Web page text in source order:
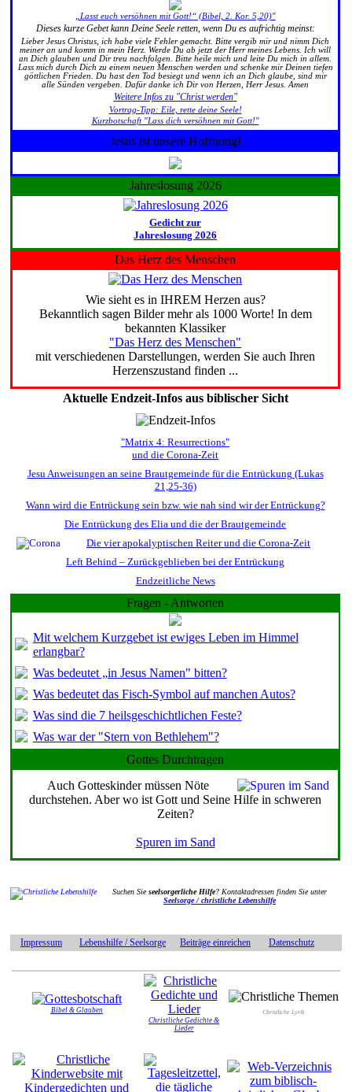
„Lasst euch versöhnen mit Gott!“ (Bibel, 2. Kor. 5,20)"
Dieses kurze Gebet kann Deine Seele retten, wenn Du es aufrichtig meinst:
Lieber Jesus Christus, ich habe viele Fehler gemacht. Bitte vergib mir und nimm Dich
meiner an und komm in mein Herz. Werde Du ab jetzt der Herr meines Lebens. Ich will
an Dich glauben und Dir treu nachfolgen. Bitte heile mich und leite Du mich in allem.
Lass mich durch Dich zu einem neuen Menschen werden und schenke mir Deinen tiefen
göttlichen Frieden. Du hast den Tod besiegt und wenn ich an Dich glaube, sind mir
alle Sünden vergeben. Dafür danke ich Dir von Herzen, Herr Jesus. Amen
Weitere Infos zu "Christ werden"
Vortrag-Tipp: Eile, rette deine Seele!
Kurzbotschaft "Lass dich versöhnen mit Gott!"
Jesus ist unsere Hoffnung!
Jahreslosung 2026
Gedicht zur
Jahreslosung 2026
Das Herz des Menschen
Wie sieht es in IHREM Herzen aus?
Bekanntlich sagen Bilder mehr als 1000 Worte! In dem
bekannten Klassiker
"Das Herz des Menschen"
mit verschiedenen Darstellungen, werden Sie auch Ihren
Herzenszustand finden ...
Aktuelle Endzeit-Infos aus biblischer Sicht
"Matrix 4: Resurrections"
und die Corona-Zeit
Jesu Anweisungen an seine Brautgemeinde für die Entrückung (Lukas
21,25-36)
Wann wird die Entrückung sein bzw. wie nah sind wir der Entrückung?
Die Entrückung des Elia und die der Brautgemeinde
Die vier apokalyptischen Reiter und die Corona-Zeit
Left Behind – Zurückgeblieben bei der Entrückung
Endzeitliche News
Fragen - Antworten
Mit welchem Kurzgebet ist ewiges Leben im Himmel
erlangbar?
Was bedeutet „in Jesus Namen" bitten?
Was bedeutet das Fisch-Symbol auf manchen Autos?
Was sind die 7 heilsgeschichtlichen Feste?
Was war der "Stern von Bethlehem"?
Gottes Durchtragen
Auch Gotteskinder müssen Nöte
durchstehen. Aber wo ist Gott und Seine Hilfe in schweren
Zeiten?
Spuren im Sand
Suchen Sieseelsorgerliche Hilfe? Kontaktadressen finden Sie unter
Seelsorge / christliche Lebenshilfe
Impressum Lebenshilfe / Seelsorge Beiträge einreichen Datenschutz
Bibel & Glauben
Christliche Gedichte &
Lieder
Christliche Lyrik